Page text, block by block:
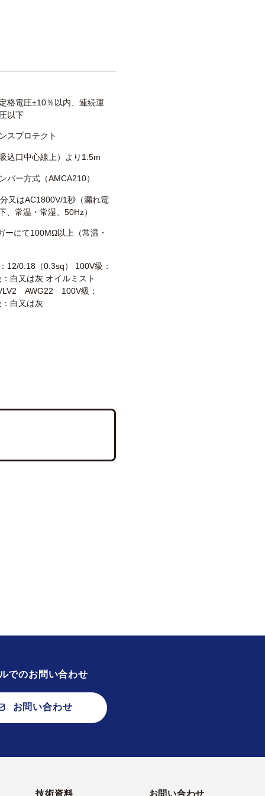
格電圧±10％以内、連続運
以下
スプロテクト
込口中心線上）より1.5m
バー方式（AMCA210）
又はAC1800V/1秒（漏れ電
、常温・常湿、50Hz）
ーにて100MΩ以上（常温・
12/0.18（0.3sq） 100V級：
白又は灰 オイルミスト
AWG22 100V級：
白又は灰
でのお問い合わせ
お問い合わせ
技術資料 お問い合わせ